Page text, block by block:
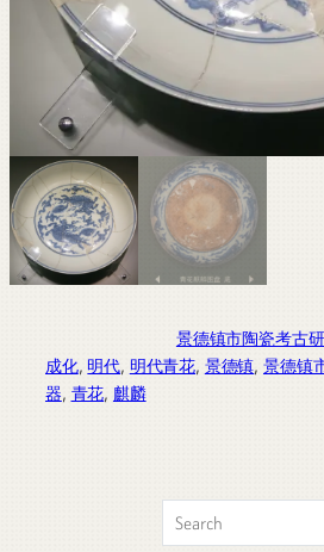
景德镇市陶瓷考古
成化, 明代, 明代青花, 景德镇, 景德镇
器, 青花, 麒麟